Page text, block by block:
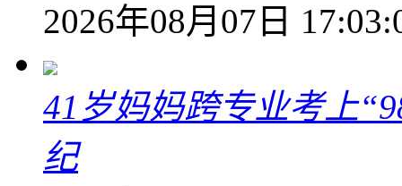
2026年08月07日
41岁妈妈跨专业考上
纪